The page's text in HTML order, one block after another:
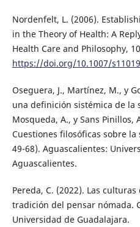
Nordenfelt, L. (2006).
in the Theory of Health: A
Health Care and Philosophy,
https://doi.org/10.1007/
Oseguera, J., Martínez, M., y
una definición sistémica de la
Mosqueda, A., y Sans Pinillos,
Cuestiones filosóficas sobre
49-68). Aguascalientes:
Aguascalientes.
Pereda, C. (2022). Las
tradición del pensar nómada.
Universidad de Guadalajara.